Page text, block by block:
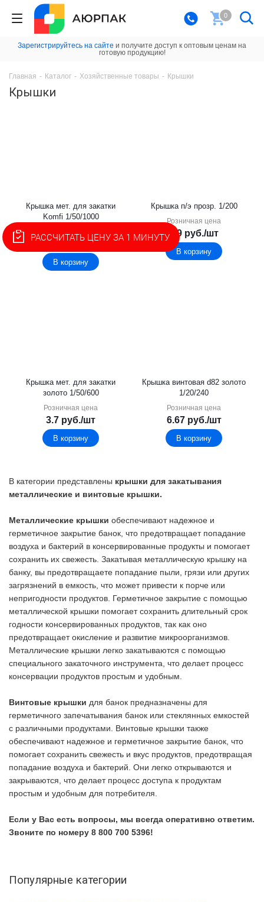
0
Зарегистрируйтесь на сайте и получите доступ к оптовым ценам на
готовую продукцию!
Главная - Каталог - Хозяйственные товары - Крышки
Крышки
Крышка мет. для закатки
Komfi 1/50/1000
5.3руб./шт
В корзину
Крышка п/э прозр. 1/200
Розничная цена
3.9 руб./шт
В корзину
Крышка мет. для закатки
золото 1/50/600
Розничная цена
3.7 руб./шт
В корзину
Крышка винтовая d82 золото
1/20/240
Розничная цена
6.67руб./шт
В корзину
В категории представлены крышки для закатывания
металлические и винтовые крышки.
Металлические крышки обеспечивают надежное и
герметичное закрытие банок, что предотвращает попадание
воздуха и бактерий в консервированные продукты и помогает
сохранить их свежесть. Закатывая металлическую крышку на
банку, вы предотвращаете попадание пыли, грязи или других
загрязнений в емкость, что может привести к порче или
непригодности продуктов. Герметичное закрытие с помощью
металлической крышки помогает сохранить длительный срок
годности консервированных продуктов, так как оно
предотвращает окисление и развитие микроорганизмов.
Металлические крышки легко закатываются с помощью
специального закаточного инструмента, что делает процесс
консервации продуктов простым и удобным.
Винтовые крышки для банок предназначены для
герметичного запечатывания банок или стеклянных емкостей
с различными продуктами. Винтовые крышки также
обеспечивают надежное и герметичное закрытие банок, что
помогает сохранить свежесть и вкус продуктов, предотвращая
попадание воздуха и бактерий. Они легко открываются и
закрываются, что делает процесс доступа к продуктам
простым и удобным для потребителя.
Если у Вас есть вопросы, мы всегда оперативно ответим.
Звоните по номеру 8 800 700 5396!
Популярные категории
РАССЧИТАТЬ ЦЕНУ ЗА 1 МИНУТУ